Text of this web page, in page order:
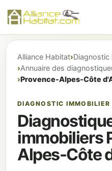
Alliance Habitat Diagnostic
Annuaire des
Provence-Alpes-Côte
DIAGNOSTIC IMMOBILIER
immobiliers
Alpes-Côte